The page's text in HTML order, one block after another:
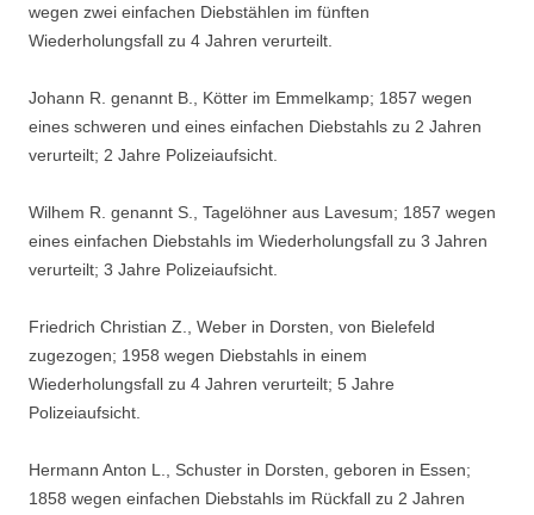
wegen zwei einfachen Diebstählen im fünften
Wiederholungsfall zu 4 Jahren verurteilt.
Johann R. genannt B., Kötter im Emmelkamp; 1857 wegen
eines schweren und eines einfachen Diebstahls zu 2 Jahren
verurteilt; 2 Jahre Polizeiaufsicht.
Wilhem R. genannt S., Tagelöhner aus Lavesum; 1857 wegen
eines einfachen Diebstahls im Wiederholungsfall zu 3 Jahren
verurteilt; 3 Jahre Polizeiaufsicht.
Friedrich Christian Z., Weber in Dorsten, von Bielefeld
zugezogen; 1958 wegen Diebstahls in einem
Wiederholungsfall zu 4 Jahren verurteilt; 5 Jahre
Polizeiaufsicht.
Hermann Anton L., Schuster in Dorsten, geboren in Essen;
1858 wegen einfachen Diebstahls im Rückfall zu 2 Jahren